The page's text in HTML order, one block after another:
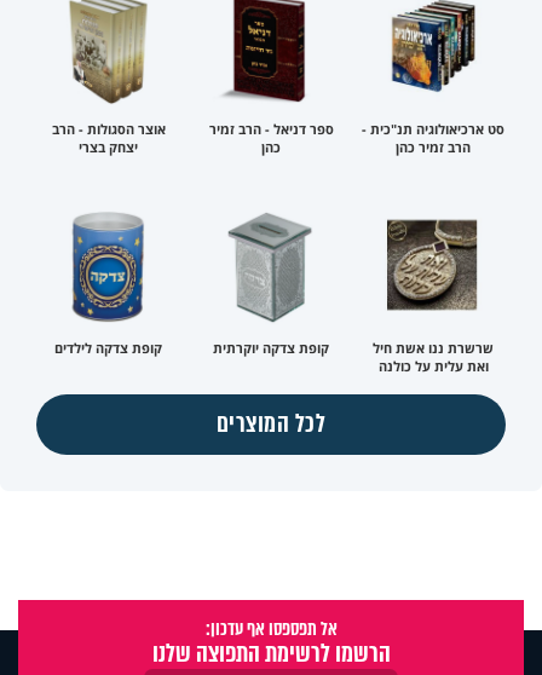
סט ארכיאולוגיה תנ"כית -
הרב זמיר כהן
ספר דניאל - הרב זמיר
כהן
אוצר הסגולות - הרב
יצחק בצרי
שרשרת ננו אשת חיל
ואת עלית על כולנה
קופת צדקה יוקרתית קופת צדקה לילדים
לכל המוצרים
אל תפספסו אף עדכון:
הרשמו לרשימת התפוצה שלנו